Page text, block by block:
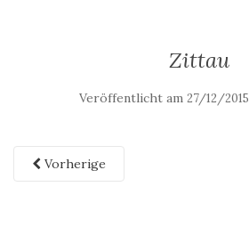
Zittau
Veröffentlicht am 27/12/2015
Vorherige